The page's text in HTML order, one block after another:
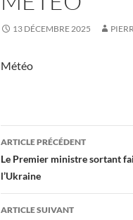
13 DÉCEMBRE 2025
Météo
Navigation
des
articles
ARTICLE PRÉCÉDENT
Le Premier ministre sortant
l’Ukraine
ARTICLE SUIVANT